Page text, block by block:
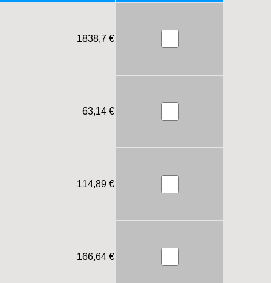
1838,7 €
63,14 €
114,89 €
166,64 €